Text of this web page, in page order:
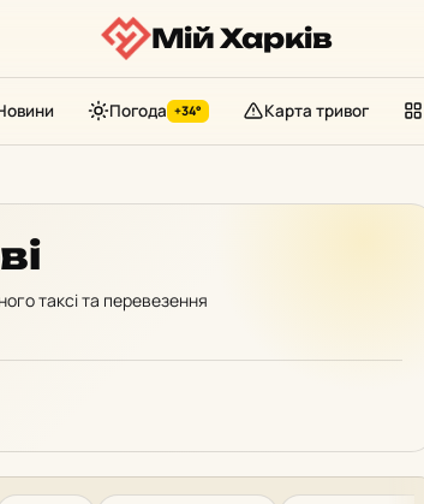
Мій Харків
Погода +34° Карта тривог
таксі та перевезення